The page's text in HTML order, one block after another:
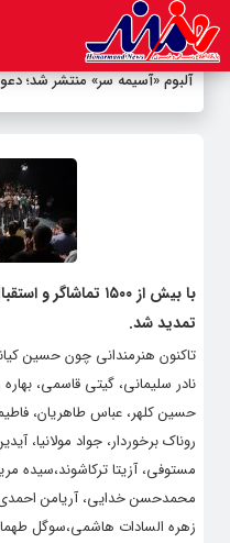
آلبوم «آسیمه سر» منتشر شد؛
با بیش از ۱۵۰۰
تمدید شد.
تاکنون هنرمندانی چون حسین
نادر سلیمانی، گیتی قاسمی،
حسین کلهر، عباس طاهریان،
روناک برخوردار، جواد مولانیا،
مستوفی، آزیتا ترکاشوند،سیده
محمدحسن خدایی، آریامن
زهره السادات هاشمی،سوگل